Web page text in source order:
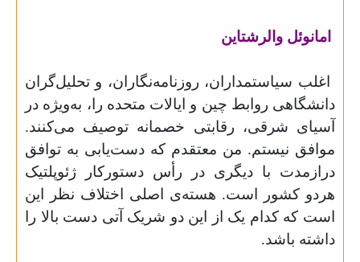
امانوئل والرشتاین
اغلب سیاستمداران، روزنامه‌نگاران، و تحلیل‌گران
دانشگاهی روابط چین و ایالات متحده را، به‌ویژه در
آسیای شرقی، رقابتی خصمانه توصیف می‌کنند.
موافق نیستم. من معتقدم که دست‌یابی به توافق
درازمدت با دیگری در رأس دستورکار ژئوپلتیک
هردو کشور است. هسته‌ی اصلی اختلاف نظر این
است که کدام یک از این دو شریک آتی دست بالا را
داشته باشد.